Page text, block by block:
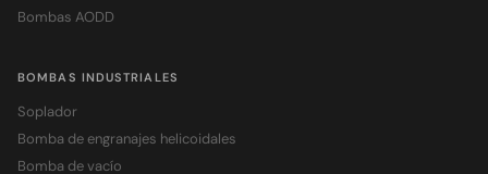
Bombas AODD
BOMBAS INDUSTRIALES
Soplador
Bomba de engranajes helicoidales
Bomba de vacío